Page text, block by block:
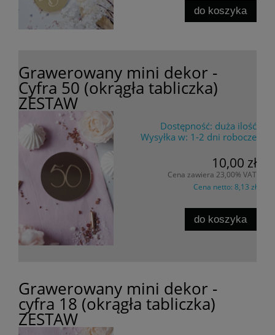
do koszyka
Grawerowany mini dekor -
Cyfra 50 (okrągła tabliczka)
ZESTAW
Dostępność: duża ilość
Wysyłka w: 1-2 dni robocze
10,00 zł
Cena zawiera 23,00% VAT
Cena netto: 8,13 zł
do koszyka
Grawerowany mini dekor -
cyfra 18 (okrągła tabliczka)
ZESTAW